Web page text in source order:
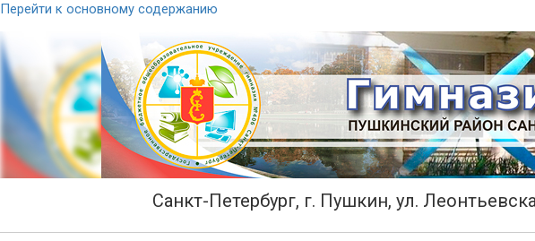
Перейти к основному содержанию
Санкт-Петербург, г. Пушкин, ул.